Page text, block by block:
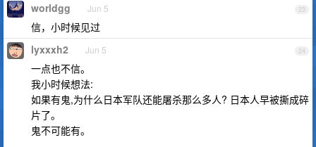
23
worldgg Jun 5
信，小时候见过
24
lyxxxh2 Jun 5
一点也不信。
我小时候想法:
如果有鬼,为什么日本军队还能屠杀那么多人? 日本人早被撕成碎
片了。
鬼不可能有。